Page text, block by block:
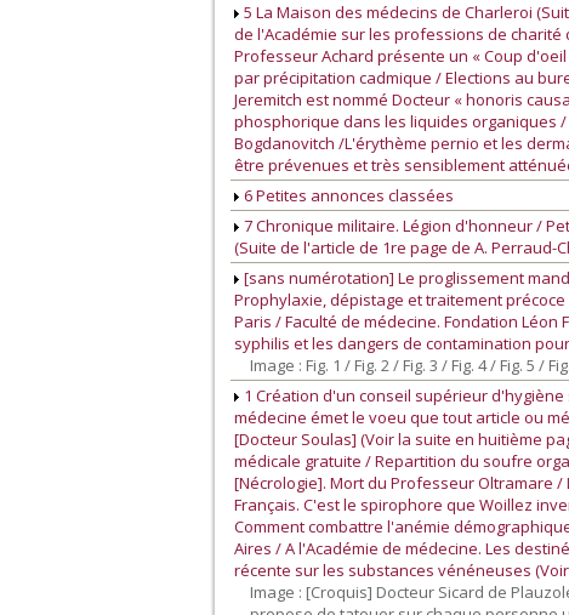
5 La Maison des médecins de Charleroi
de l'Académie sur les professions de charité
Professeur Achard présente un « Coup
par précipitation cadmique / Elections au
Jeremitch est nommé Docteur « honoris
phosphorique dans les liquides organiques /
Bogdanovitch /L'érythème pernio et les
être prévenues et très sensiblement
6 Petites annonces classées
7 Chronique militaire. Légion d'honneur /
(Suite de l'article de 1re page de A.
[sans numérotation] Le proglissement
Prophylaxie, dépistage et traitement
Paris / Faculté de médecine. Fondation
syphilis et les dangers de contamination
Image : Fig. 1 / Fig. 2 / Fig. 3 / Fig. 4 / Fig. 5
1 Création d'un conseil supérieur
médecine émet le voeu que tout article ou
[Docteur Soulas] (Voir la suite en huitième
médicale gratuite / Repartition du soufre
[Nécrologie]. Mort du Professeur Oltramare /
Français. C'est le spirophore que Woillez
Comment combattre l'anémie
Aires / A l'Académie de médecine. Les
récente sur les substances vénéneuses
Image : [Croquis] Docteur Sicard de